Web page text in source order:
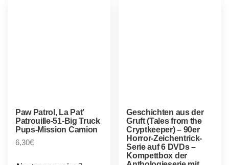
Paw Patrol, La Pat’
Patrouille-51-Big Truck
Pups-Mission Camion
6,30€
Geschichten aus der
Gruft (Tales from the
Cryptkeeper) – 90er
Horror-Zeichentrick-
Serie auf 6 DVDs –
Kompettbox der